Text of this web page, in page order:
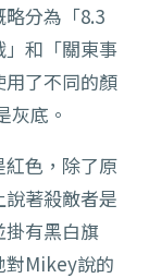
分為「8.3
和「關東事
了不同的顏
灰底。
紅色，除了原
著殺敵者是
掛有黑白旗
對Mikey說的